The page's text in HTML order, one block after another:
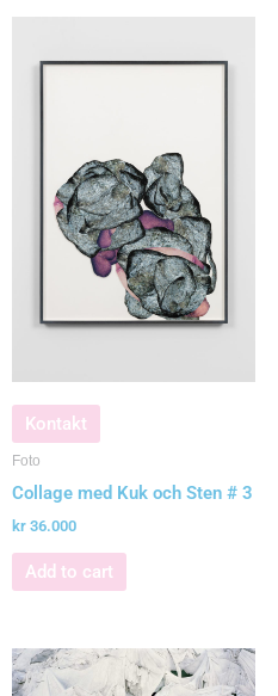
Kontakt
Foto
Collage med Kuk och Sten # 3
kr 36.000
Add to cart